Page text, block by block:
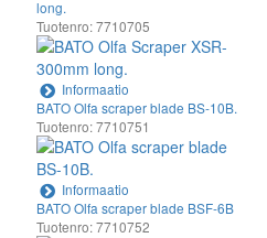
long.
Tuotenro: 7710705
Informaatio
BATO Olfa scraper blade BS-10B.
Tuotenro: 7710751
Informaatio
BATO Olfa scraper blade BSF-6B
Tuotenro: 7710752